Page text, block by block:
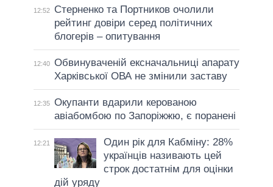
12:52
Стерненко та Портников очолили
рейтинг довіри серед політичних
блогерів – опитування
12:40 Обвинуваченій ексначальниці апарату
Харківської ОВА не змінили заставу
12:35 Окупанти вдарили керованою
авіабомбою по Запоріжжю, є поранені
12:21
Один рік для Кабміну: 28%
українців називають цей
строк достатнім для оцінки
дій уряду